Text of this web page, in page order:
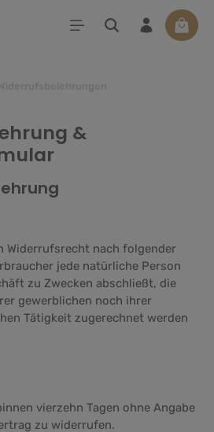
&
Widerrufsrecht nach folgender
jede natürliche Person
zu Zwecken abschließt, die
gewerblichen noch ihrer
Tätigkeit zugerechnet werden
vierzehn Tagen ohne Angabe
zu widerrufen.